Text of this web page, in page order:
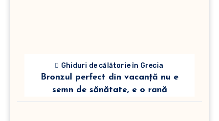
Ghiduri de călătorie în Grecia
Bronzul perfect din vacanță nu e
semn de sănătate, e o rană